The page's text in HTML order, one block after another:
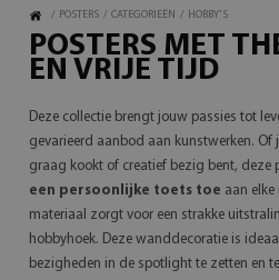
/ POSTERS / CATEGORIEËN / HOBBY'S
POSTERS MET
EN VRIJE TIJD
Deze collectie brengt jouw passies tot
gevarieerd aanbod aan kunstwerken. Of
graag kookt of creatief bezig bent, deze
een persoonlijke toets toe aan
materiaal zorgt voor een strakke
hobbyhoek. Deze wanddecoratie is
bezigheden in de spotlight te zetten en